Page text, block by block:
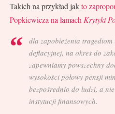
Takich na przykład jakto
Popkiewicza na łamach Krytyki
dla zapobieżenia
deflacyjnej, na okres do
zapewniamy powszechny
wysokości połowy pensji
bezpośrednio do ludzi, a
instytucji finansowych.